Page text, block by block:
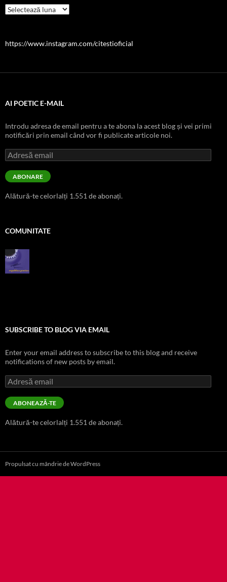
Arhive
https://www.instagram.com/citestioficial
AI POETIC E-MAIL
Introdu adresa de email pentru a te abona la acest blog și vei primi
notificări prin email când vor fi publicate articole noi.
Adresă
email
ABONARE
Alătură-te celorlalți 1.551 de abonați.
COMUNITATE
SUBSCRIBE TO BLOG VIA EMAIL
Enter your email address to subscribe to this blog and receive
notifications of new posts by email.
Adresă
email
ABONEAZĂ-TE
Alătură-te celorlalți 1.551 de abonați.
Propulsat cu mândrie de WordPress